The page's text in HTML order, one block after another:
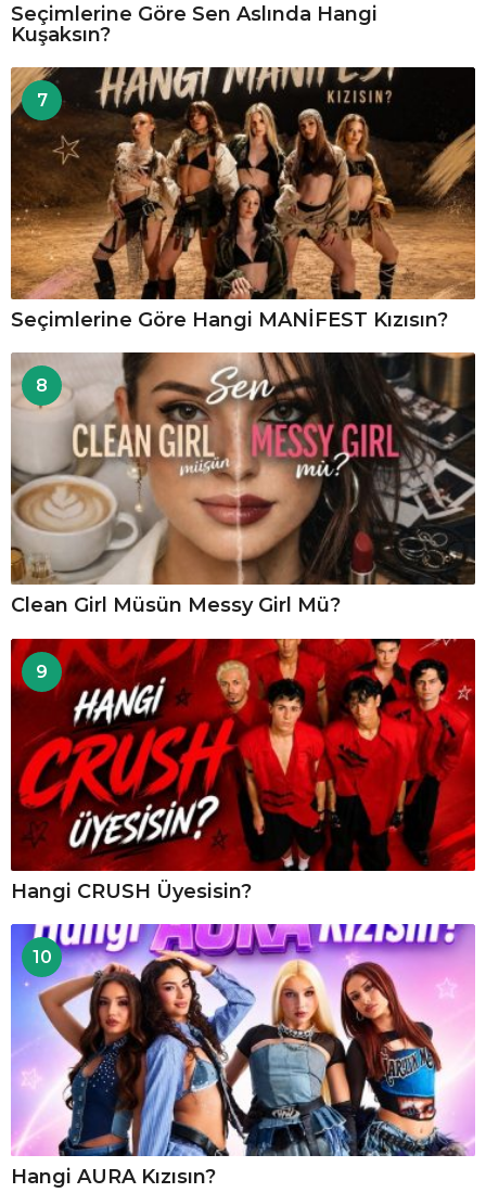
Seçimlerine Göre Sen Aslında Hangi
Kuşaksın?
7
Seçimlerine Göre Hangi MANİFEST Kızısın?
8
Clean Girl Müsün Messy Girl Mü?
9
Hangi CRUSH Üyesisin?
10
Hangi AURA Kızısın?